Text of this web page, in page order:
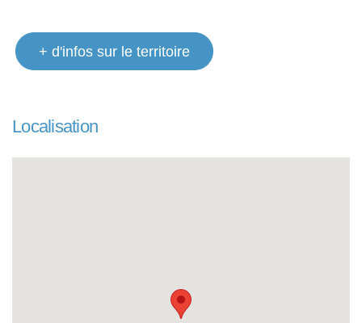
+ d'infos sur le territoire
Localisation